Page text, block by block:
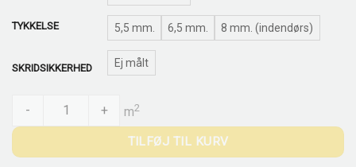
TYKKELSE 5,5 mm. 6,5 mm. 8 mm. (indendørs)
SKRIDSIKKERHED Ej målt
CESI Lucidi Lava quantity
- + m2
TILFØJ TIL KURV